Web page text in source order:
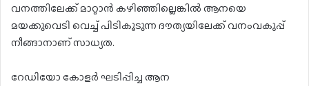
വനത്തിലേക്ക് മാറ്റാൻ കഴിഞ്ഞില്ലെങ്കിൽ ആനയെ
മയക്കുവെടി വെച്ച് പിടികൂടുന്ന ദൗത്യയിലേക്ക് വനംവകുപ്പ്
നീങ്ങാനാണ് സാധ്യത.
റേഡിയോ കോളർ ഘടിപ്പിച്ച ആന